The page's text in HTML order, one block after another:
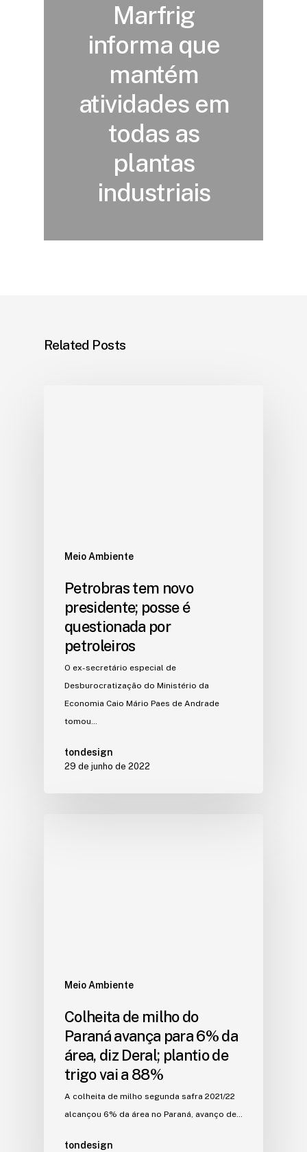
Marfrig
informa que
mantém
atividades em
todas as
plantas
industriais
Related Posts
Meio Ambiente
Petrobras tem novo
presidente; posse é
questionada por
petroleiros
O ex-secretário especial de
Desburocratização do Ministério da
Economia Caio Mário Paes de Andrade
tomou…
tondesign
29 de junho de 2022
Meio Ambiente
Colheita de milho do
Paraná avança para 6% da
área, diz Deral; plantio de
trigo vai a 88%
A colheita de milho segunda safra 2021/22
alcançou 6% da área no Paraná, avanço de…
tondesign